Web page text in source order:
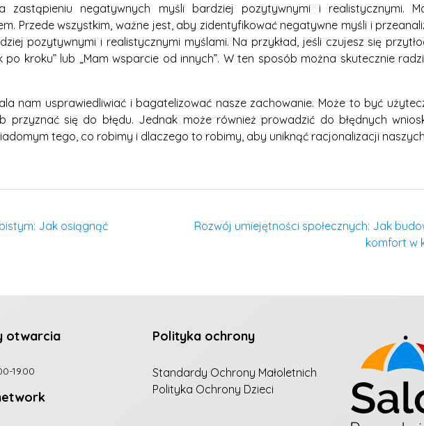
negatywnych myśli bardziej pozytywnymi i realistycznymi.
Przede wszystkim, ważne jest, aby zidentyfikować negatywne myśli i
pozytywnymi i realistycznymi myślami. Na przykład, jeśli czujesz się
kroku” lub „Mam wsparcie od innych”. W ten sposób można skutecznie
nam usprawiedliwiać i bagatelizować nasze zachowanie. Może to być
przyznać się do błędu. Jednak może również prowadzić do błędnych
tego, co robimy i dlaczego to robimy, aby uniknąć racjonalizacji naszych
Jak osiągnąć
Rozwój umiejętności społecznych: Jak
komfort w
otwarcia
19.00
Polityka ochrony
Standardy Ochrony Małoletnich
Polityka Ochrony Dzieci